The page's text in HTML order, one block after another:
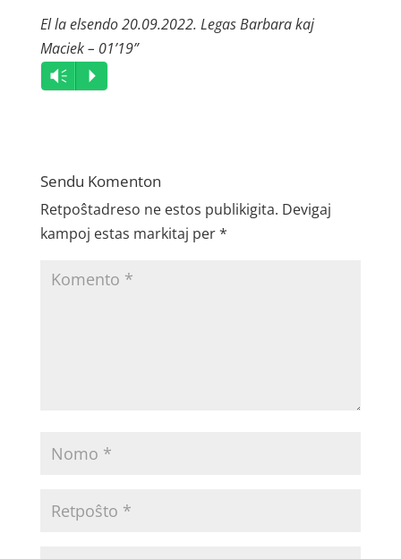
El la elsendo 20.09.2022. Legas Barbara kaj
Maciek – 01’19”
Audio
Player
Vm P
Sendu Komenton
Retpoŝtadreso ne estos publikigita. Devigaj
kampoj estas markitaj per*